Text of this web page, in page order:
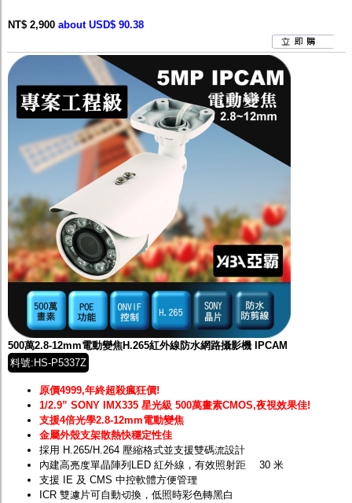
NT$ 2,900 about USD$ 90.38
500萬2.8-12mm電動變焦H.265紅外線防水網路攝影機 IPCAM
料號:HS-P5337Z
原價4999,年終超殺瘋狂價!
1/2.9” SONY IMX335 星光級 500萬畫素CMOS,夜視效果佳!
支援4倍光學2.8-12mm電動變焦
金屬外殼支架散熱快穩定性佳
採用 H.265/H.264 壓縮格式並支援雙碼流設計
內建高亮度單晶陣列LED 紅外線，有效照射距離 30 米
支援 IE 及 CMS 中控軟體方便管理
ICR 雙濾片可自動切換，低照時彩色轉黑白